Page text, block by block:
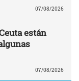
07/08/2026
están
07/08/2026